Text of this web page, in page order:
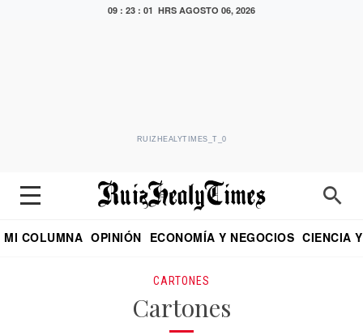
09 : 23 : 01 HRS AGOSTO 06, 2026
RUIZHEALYTIMES_T_0
MI COLUMNA OPINIÓN ECONOMÍA Y NEGOCIOS CIENCIA
CARTONES
Cartones